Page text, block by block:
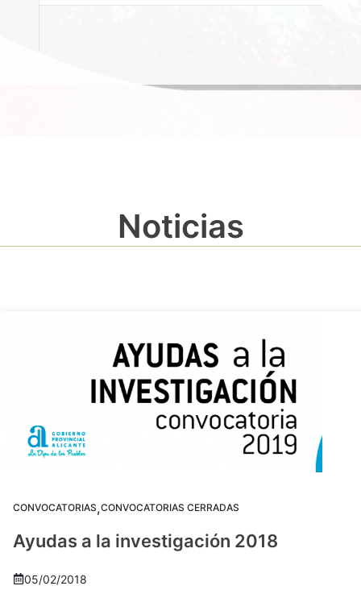
Noticias
CONVOCATORIAS,CONVOCATORIAS CERRADAS
Ayudas a la investigación 2018
05/02/2018